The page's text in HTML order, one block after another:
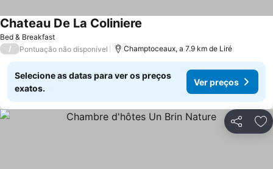
Bed & Breakfast
Chateau De La Coliniere
/ Pontuação não disponível Champtoceaux, a 7.9 km de Liré
Selecione as datas para ver os preços
exatos.
Ver preços
Partilhar